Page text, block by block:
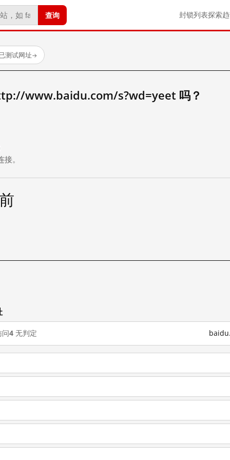
查询 封锁列表探索
测试网址→
www.baidu.com/s?wd=yeet 吗？
。
问4 无判定